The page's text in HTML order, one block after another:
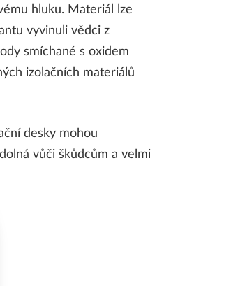
hluku. Materiál lze
vyvinuli vědci z
smíchané s oxidem
izolačních materiálů
desky mohou
vůči škůdcům a velmi